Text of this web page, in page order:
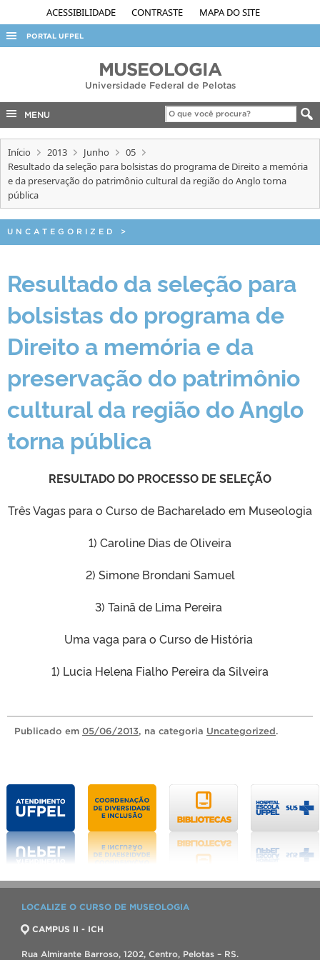
ACESSIBILIDADE CONTRASTE MAPA DO SITE
PORTAL UFPEL
EDITAIS
INTERNACIONAL
PORTARIAS
MUSEOLOGIA
Universidade Federal de Pelotas
MENU
Início 2013 Junho
05
Resultado da seleção para bolsistas do programa de Direito a memória
e da preservação do patrimônio cultural da região do Anglo torna
pública
UNCATEGORIZED >
Resultado da seleção para
bolsistas do programa de
Direito a memória e da
preservação do patrimônio
cultural da região do Anglo
torna pública
RESULTADO DO PROCESSO DE SELEÇÃO
Três Vagas para o Curso de Bacharelado em Museologia
1) Caroline Dias de Oliveira
2) Simone Brondani Samuel
3) Tainã de Lima Pereira
Uma vaga para o Curso de História
1) Lucia Helena Fialho Pereira da Silveira
Publicado em 05/06/2013, na categoria Uncategorized.
LOCALIZE O CURSO DE MUSEOLOGIA
CAMPUS II - ICH
Rua Almirante Barroso, 1202, Centro, Pelotas – RS.